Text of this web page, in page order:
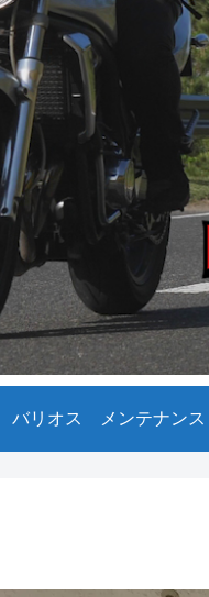
バリオス メンテナンス